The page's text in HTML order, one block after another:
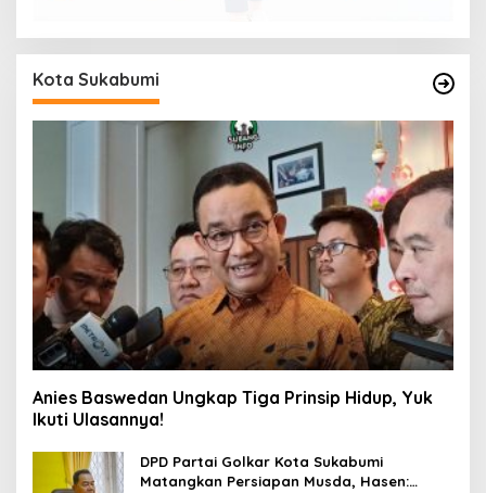
Kota Sukabumi
Anies Baswedan Ungkap Tiga Prinsip Hidup, Yuk
Ikuti Ulasannya!
DPD Partai Golkar Kota Sukabumi
Matangkan Persiapan Musda, Hasen: